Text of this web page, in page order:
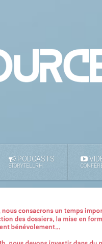
PODCASTS
STORYTELLRH